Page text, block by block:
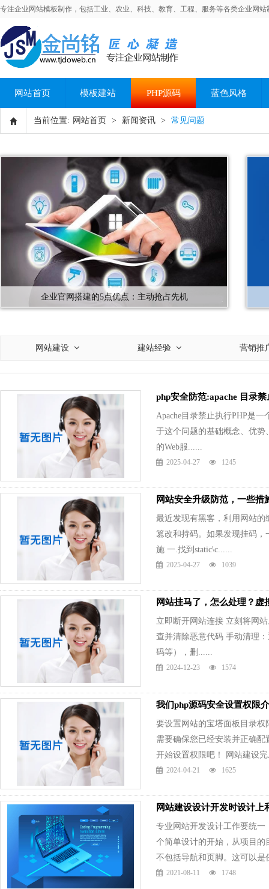
专注企业网站模板制作，包括工业、农业、科技、教育、工程、服务等各类企业网站
网站首页 模板建站 PHP源码 蓝色风格
当前位置: 网站首页 > 新闻资讯 > 常见问题
企业官网搭建的5点优点：主动抢占先机
网站建设 建站经验 营销
php安全防范:apache 目录
Apache目录禁止执行PHP是
于这个问题的基础概念、优势
的Web服......
2025-04-27 1245
网站安全升级防范，一些措
最近发现有黑客，利用网站
篡改和持码。如果发现挂码
施 一.找到static\c......
2025-04-27 1039
网站挂马了，怎么处理？
立即断开网站连接 立刻将网
查并清除恶意代码 手动清理
码等），删......
2024-12-23 1574
我们php源码安全设置权限
要设置网站的宝塔面板目录
需要确保您已经安装并正确
开始设置权限吧！ 网站建设
2024-04-21 1625
网站建设设计开发时设计上
专业网站开发设计工作要统
个简单设计的开始，从项目
不包括导航和页脚。这可以是
2021-08-11 1748